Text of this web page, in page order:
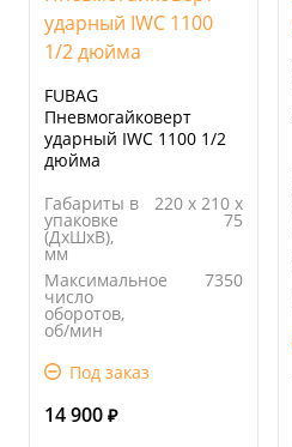
FUBAG
Пневмогайковерт
ударный IWC 1100 1/2
дюйма
Габариты в
упаковке
(ДхШхВ),
мм
220 х 210 х
75
Максимальное
число
оборотов,
об/мин
7350
Длина
мм
Под заказ
14 900 ₽